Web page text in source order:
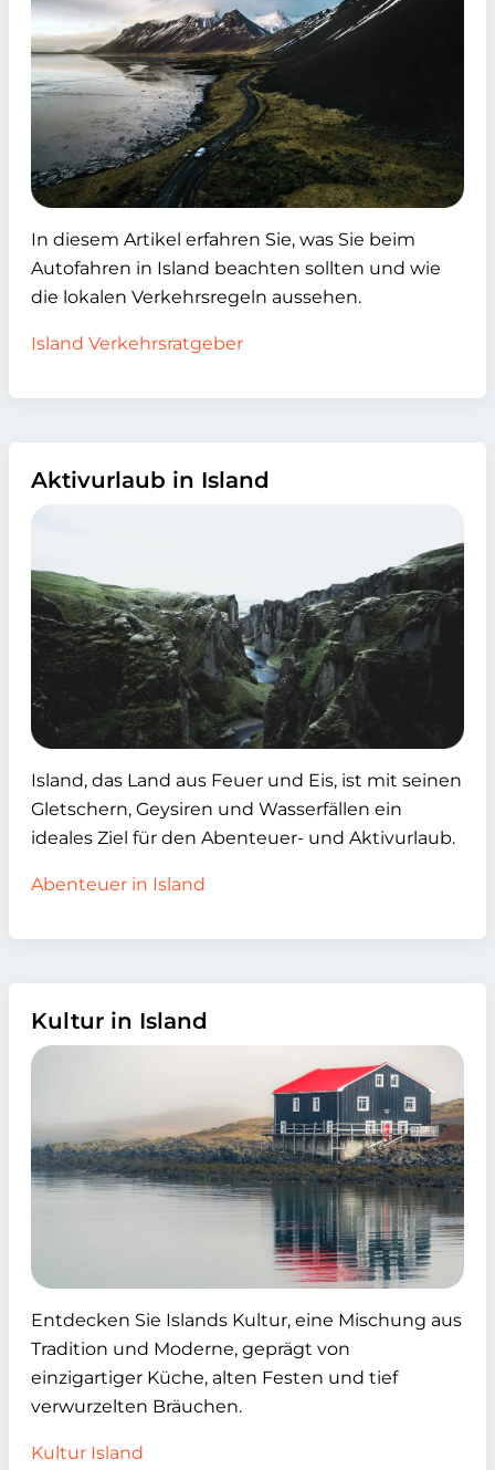
In diesem Artikel erfahren Sie, was Sie beim
Autofahren in Island beachten sollten und wie
die lokalen Verkehrsregeln aussehen.
Island Verkehrsratgeber
Aktivurlaub in Island
Island, das Land aus Feuer und Eis, ist mit seinen
Gletschern, Geysiren und Wasserfällen ein
ideales Ziel für den Abenteuer- und Aktivurlaub.
Abenteuer in Island
Kultur in Island
Entdecken Sie Islands Kultur, eine Mischung aus
Tradition und Moderne, geprägt von
einzigartiger Küche, alten Festen und tief
verwurzelten Bräuchen.
Kultur Island